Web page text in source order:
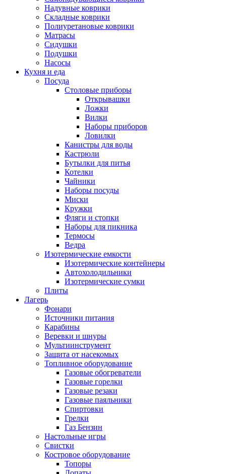
Надувные коврики
Складные коврики
Полиуретановые коврики
Матрасы
Сидушки
Подушки
Насосы
Кухня и еда
Посуда
Столовые приборы
Открывашки
Ложки
Вилки
Наборы приборов
Ловилки
Канистры для воды
Кастрюли
Бутылки для питья
Котелки
Чайники
Наборы посуды
Миски
Кружки
Фляги и стопки
Наборы для пикника
Термосы
Ведра
Изотермические емкости
Изотермические контейнеры
Автохолодильники
Изотермические сумки
Плиты
Лагерь
Фонари
Источники питания
Карабины
Веревки и шнуры
Мультиинструмент
Защита от насекомых
Топливное оборудование
Газовые обогреватели
Газовые горелки
Газовые резаки
Газовые паяльники
Спиртовки
Грелки
Газ Бензин
Настольные игры
Свистки
Костровое оборудование
Топоры